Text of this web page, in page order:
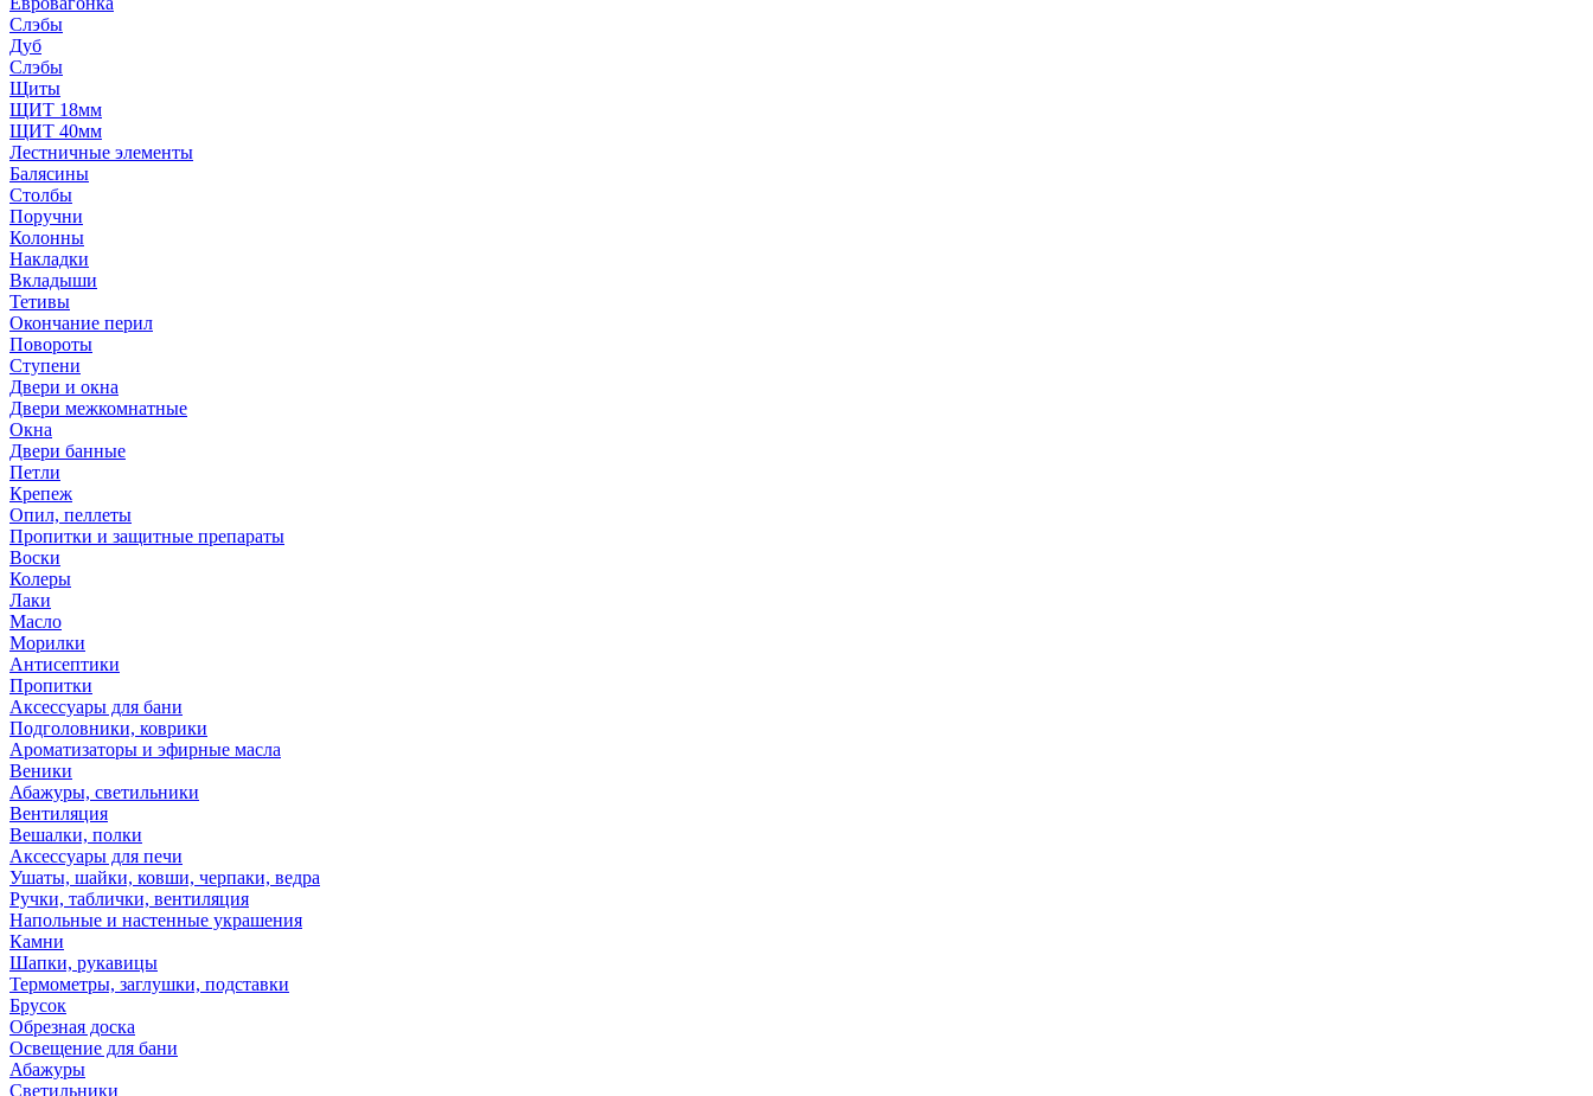
Слэбы
Дуб
Слэбы
Щиты
ЩИТ 18мм
ЩИТ 40мм
Лестничные элементы
Балясины
Столбы
Поручни
Колонны
Накладки
Вкладыши
Тетивы
Окончание перил
Повороты
Ступени
Двери и окна
Двери межкомнатные
Окна
Двери банные
Петли
Крепеж
Опил, пеллеты
Пропитки и защитные препараты
Воски
Колеры
Лаки
Масло
Морилки
Антисептики
Пропитки
Аксессуары для бани
Подголовники, коврики
Ароматизаторы и эфирные масла
Веники
Абажуры, светильники
Вентиляция
Вешалки, полки
Аксессуары для печи
Ушаты, шайки, ковши, черпаки, ведра
Ручки, таблички, вентиляция
Напольные и настенные украшения
Камни
Шапки, рукавицы
Термометры, заглушки, подставки
Брусок
Обрезная доска
Освещение для бани
Абажуры
Светильники